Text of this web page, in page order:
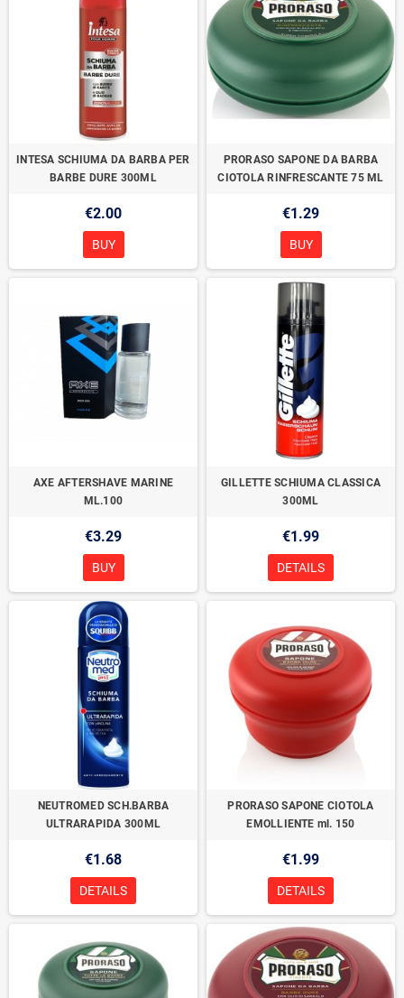
INTESA SCHIUMA DA BARBA PER
BARBE DURE 300ML
€2.00
BUY
PRORASO SAPONE DA BARBA
CIOTOLA RINFRESCANTE 75 ML
€1.29
BUY
AXE AFTERSHAVE MARINE
ML.100
€3.29
BUY
GILLETTE SCHIUMA CLASSICA
300ML
€1.99
DETAILS
NEUTROMED SCH.BARBA
ULTRARAPIDA 300ML
€1.68
DETAILS
PRORASO SAPONE CIOTOLA
EMOLLIENTE ml. 150
€1.99
DETAILS